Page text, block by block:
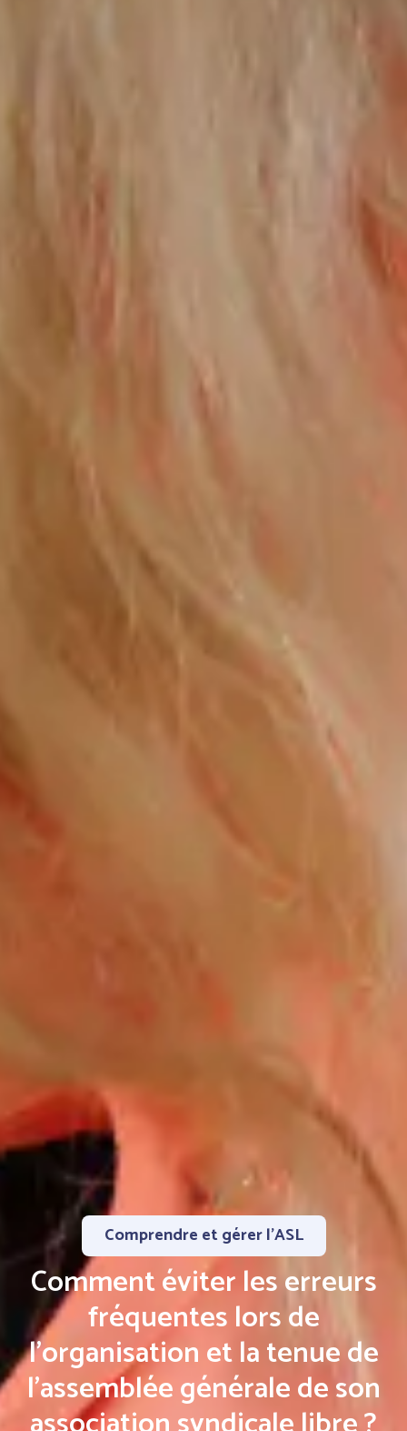
Comprendre et gérer l’ASL
Comment éviter les erreurs
fréquentes lors de
l’organisation et la tenue de
l’assemblée générale de son